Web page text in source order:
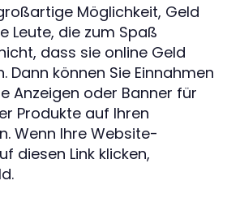
Möglichkeit, Geld
Leute, die zum Spaß
dass sie online Geld
Dann können Sie Einnahmen
Anzeigen oder Banner für
Produkte auf Ihren
Wenn Ihre Website-
diesen Link klicken,